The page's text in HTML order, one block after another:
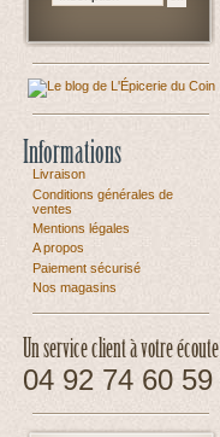
Informations
Livraison
Conditions générales de
ventes
Mentions légales
A propos
Paiement sécurisé
Nos magasins
Un service client à votre écoute
04 92 74 60 59